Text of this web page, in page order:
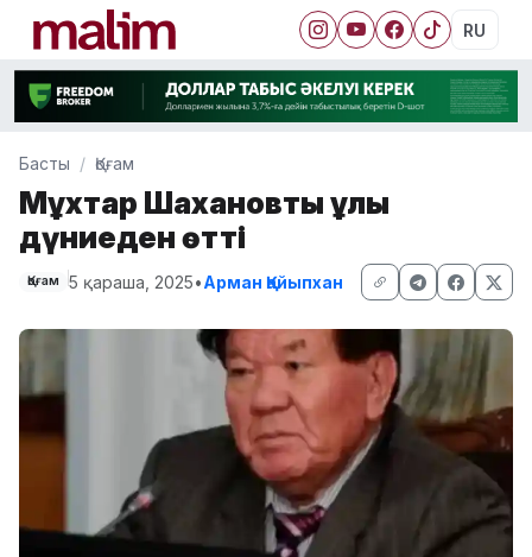
RU
Басты Қоғам
Мұхтар Шахановтың ұлы
дүниеден өтті
Қоғам 5 қараша, 2025•Арман Қайыпхан